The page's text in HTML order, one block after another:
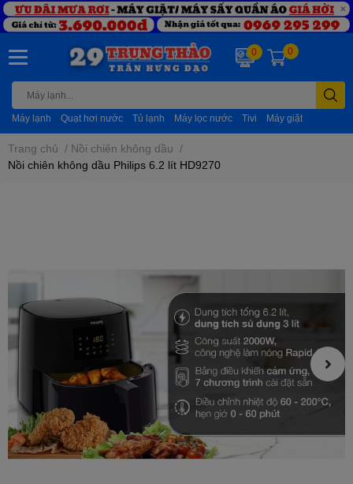
Máy lạnh Quạt hơi nước Tủ lạnh Máy lọc nước Tivi Máy giặt
0 0
Trang chủ / Nồi chiên không dầu /
Nồi chiên không dầu Philips 6.2 lít HD9270